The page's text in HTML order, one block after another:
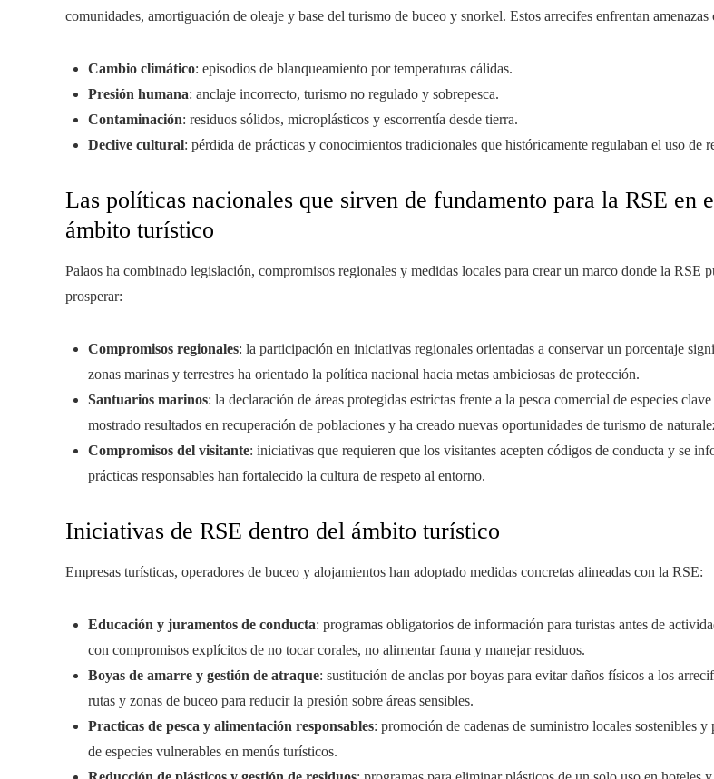
comunidades, amortiguación de oleaje y base del turismo de buceo y snorkel. Estos arrecifes enfrentan amenazas
Cambio climático: episodios de blanqueamiento por temperaturas cálidas.
Presión humana: anclaje incorrecto, turismo no regulado y sobrepesca.
Contaminación: residuos sólidos, microplásticos y escorrentía desde tierra.
Declive cultural: pérdida de prácticas y conocimientos tradicionales que históricamente regulaban el uso de
Las políticas nacionales que sirven de fundamento para la RSE en
ámbito turístico
Palaos ha combinado legislación, compromisos regionales y medidas locales para crear un marco donde la RSE
prosperar:
Compromisos regionales: la participación en iniciativas regionales orientadas a conservar un porcentaje
zonas marinas y terrestres ha orientado la política nacional hacia metas ambiciosas de protección.
Santuarios marinos: la declaración de áreas protegidas estrictas frente a la pesca comercial de especies clave
mostrado resultados en recuperación de poblaciones y ha creado nuevas oportunidades de turismo de
Compromisos del visitante: iniciativas que requieren que los visitantes acepten códigos de conducta y se
prácticas responsables han fortalecido la cultura de respeto al entorno.
Iniciativas de RSE dentro del ámbito turístico
Empresas turísticas, operadores de buceo y alojamientos han adoptado medidas concretas alineadas con la RSE:
Educación y juramentos de conducta: programas obligatorios de información para turistas antes de
con compromisos explícitos de no tocar corales, no alimentar fauna y manejar residuos.
Boyas de amarre y gestión de atraque: sustitución de anclas por boyas para evitar daños físicos a los
rutas y zonas de buceo para reducir la presión sobre áreas sensibles.
Practicas de pesca y alimentación responsables: promoción de cadenas de suministro locales sostenibles
de especies vulnerables en menús turísticos.